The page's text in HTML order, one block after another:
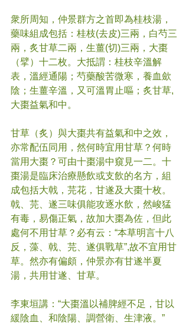
衆所周知，仲景群方之首即為桂枝湯，
藥味組成包括：桂枝(去皮)三兩，白芍三
兩，炙甘草二兩，生薑(切)三兩，大棗
（擘）十二枚。大抵謂：桂枝辛溫解
表，溫經通陽；芍藥酸苦微寒，養血歛
陰；生薑辛溫，又可溫胃止嘔；炙甘草,
大棗益氣和中。
甘草（炙）與大棗共有益氣和中之效，
亦常配伍同用，然何時宜用甘草？何時
當用大棗？可由十棗湯中窺見一二。十
棗湯是臨床治療懸飲或支飲的名方，組
成包括大戟，芫花，甘遂及大棗十枚。
戟、芫、遂三味俱能攻逐水飲，然峻猛
有毒，易傷正氣，故加大棗為佐，但此
處何不用甘草？必有云：“本草明言十八
反，藻、戟、芫、遂俱戰草”,故不宜用甘
草。然亦有偏頗，仲景亦有甘遂半夏
湯，共用甘遂、甘草。
李東垣講：“大棗溫以補脾經不足，甘以
緩陰血、和陰陽、調營衛、生津液。”